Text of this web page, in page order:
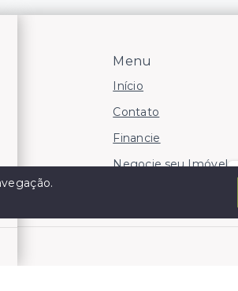
Menu
Início
Contato
Financie
Negocie seu Imóvel